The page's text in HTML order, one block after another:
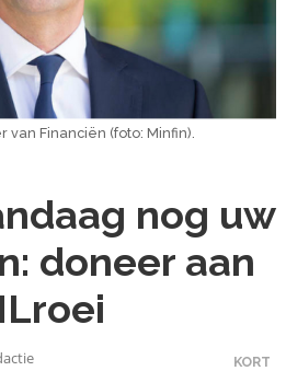
van Financiën (foto: Minfin).
nog uw
doneer aan
KORT